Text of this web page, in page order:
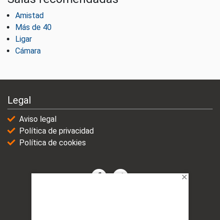
Amistad
Más de 40
Ligar
Cámara
Legal
Aviso legal
Política de privacidad
Política de cookies